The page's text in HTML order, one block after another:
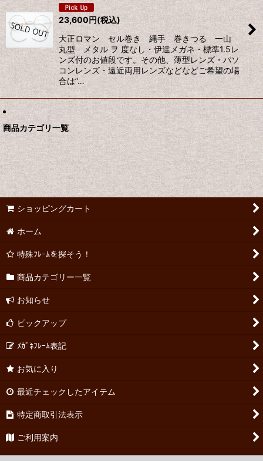
23,600円(税込)
大正ロマン セル巻き 縄手 巻きつる 一山
丸型 メタル ヲ 度なし・伊達メガネ・標準1.5レ
ンズ付のお値段です。その他、薄型レンズ・パソ
コンレンズ・遠近両用レンズなどなどご希望の場
合は”…
商品カテゴリ一覧
ショッピングカート
ホーム
特殊ﾌﾚｰﾑを探そう！
商品カテゴリー一覧
お知らせ
ピックアップ
ﾒｶﾞﾈﾌﾚｰﾑ表記
お気に入り
最近チェックしたアイテム
特定商取引法表示
ご利用案内